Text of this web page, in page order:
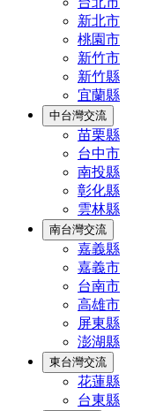
新北市
桃園市
新竹市
新竹縣
宜蘭縣
中台灣交流
苗栗縣
台中市
南投縣
彰化縣
雲林縣
南台灣交流
嘉義縣
嘉義市
台南市
高雄市
屏東縣
澎湖縣
東台灣交流
花蓮縣
台東縣